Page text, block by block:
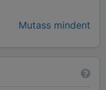
Mutass mindent